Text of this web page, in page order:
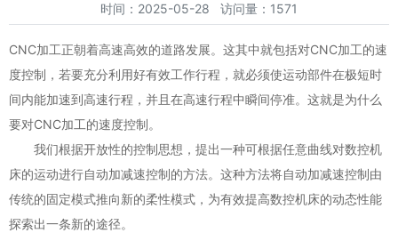
时间：2025-05-28 访问量：1571
CNC加工正朝着高速高效的道路发展。这其中就包括对CNC加工的速
度控制，若要充分利用好有效工作行程，就必须使运动部件在极短时
间内能加速到高速行程，并且在高速行程中瞬间停准。这就是为什么
要对CNC加工的速度控制。
我们根据开放性的控制思想，提出一种可根据任意曲线对数控机
床的运动进行自动加减速控制的方法。这种方法将自动加减速控制由
传统的固定模式推向新的柔性模式，为有效提高数控机床的动态性能
探索出一条新的途径。